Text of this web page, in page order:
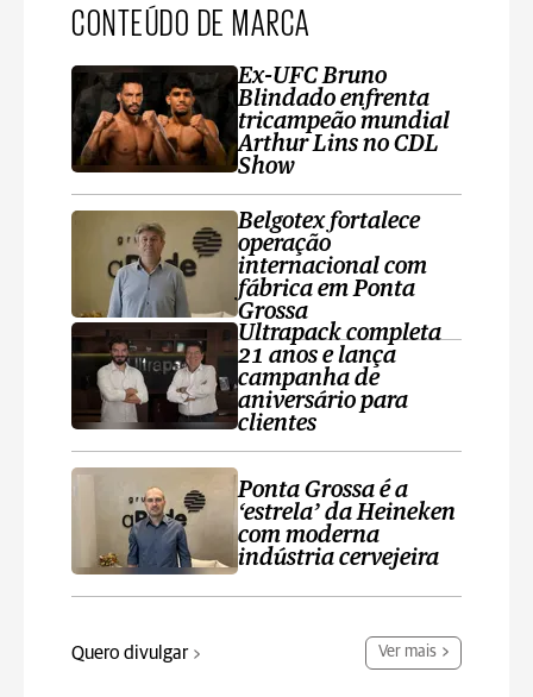
CONTEÚDO DE MARCA
Ex-UFC Bruno
Blindado enfrenta
tricampeão mundial
Arthur Lins no CDL
Show
Belgotex fortalece
operação
internacional com
fábrica em Ponta
Grossa
Ultrapack completa
21 anos e lança
campanha de
aniversário para
clientes
Ponta Grossa é a
‘estrela’ da Heineken
com moderna
indústria cervejeira
Quero divulgar Ver mais